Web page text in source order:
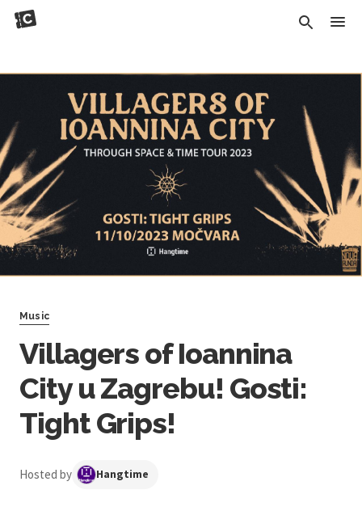
Music
Villagers of Ioannina
City u Zagrebu! Gosti:
Tight Grips!
Hosted by Hangtime